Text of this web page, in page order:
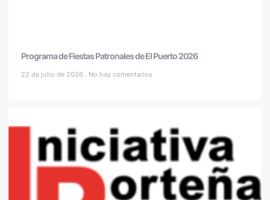
Programa de Fiestas Patronales de El Puerto 2026
22 de julio de 2026 No hay comentarios